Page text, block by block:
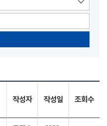
작성자 작성일 조회수